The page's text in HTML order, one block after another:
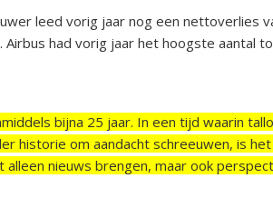
leed vorig jaar nog een nettoverlies
had vorig jaar het hoogste aantal
bijna 25 jaar. In een tijd waarin
historie om aandacht schreeuwen, is
nieuws brengen, maar ook